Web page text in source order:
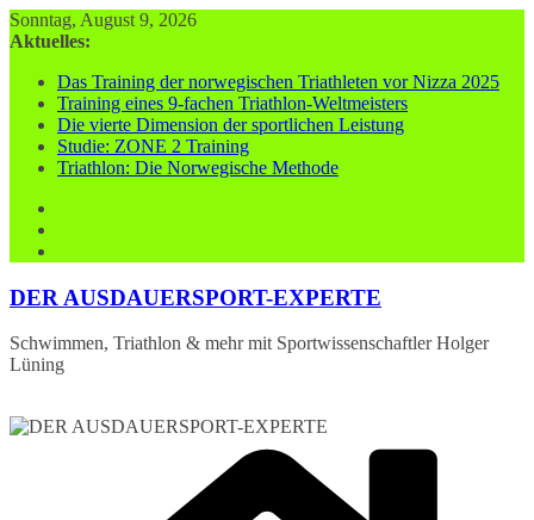
Zum
Inhalt
Sonntag, August 9, 2026
Aktuelles:
Das Training der norwegischen Triathleten vor Nizza 2025
Training eines 9-fachen Triathlon-Weltmeisters
Die vierte Dimension der sportlichen Leistung
Studie: ZONE 2 Training
Triathlon: Die Norwegische Methode
DER AUSDAUERSPORT-EXPERTE
Schwimmen, Triathlon & mehr mit Sportwissenschaftler Holger
Lüning